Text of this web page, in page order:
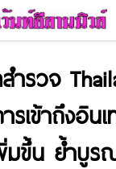
ำรวจ
เข้าถึงอินเ
มขึ้น ย้ำบูร